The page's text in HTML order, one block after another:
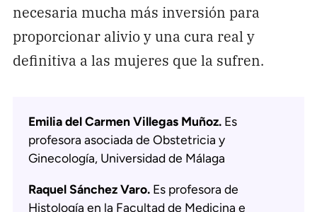
necesaria mucha más inversión para
proporcionar alivio y una cura real y
definitiva a las mujeres que la sufren.
Emilia del Carmen Villegas Muñoz.Es
profesora asociada de Obstetricia y
Ginecología, Universidad de Málaga
Raquel Sánchez Varo.Es profesora de
Histología en la Facultad de Medicina e